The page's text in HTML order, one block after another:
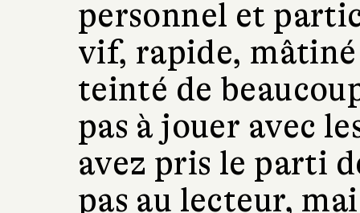
personnel et
vif, rapide,
teinté de
pas à jouer avec
avez pris le parti
pas au lecteur,